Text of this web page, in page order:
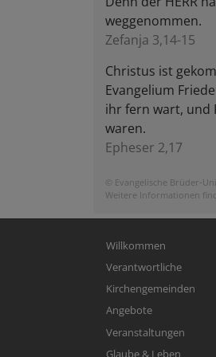
weggenommen.
Zefanja 3,14-15
Christus ist
Evangelium
ihr fern wart, und
waren.
Epheser 2,17
© Evangelische Brüder-
Weitere Informationen
Hauptnavigation
Willkommen
Verantwortliche
Kirchengemeinden
Angebote
Veranstaltungen
Glaube & Leben